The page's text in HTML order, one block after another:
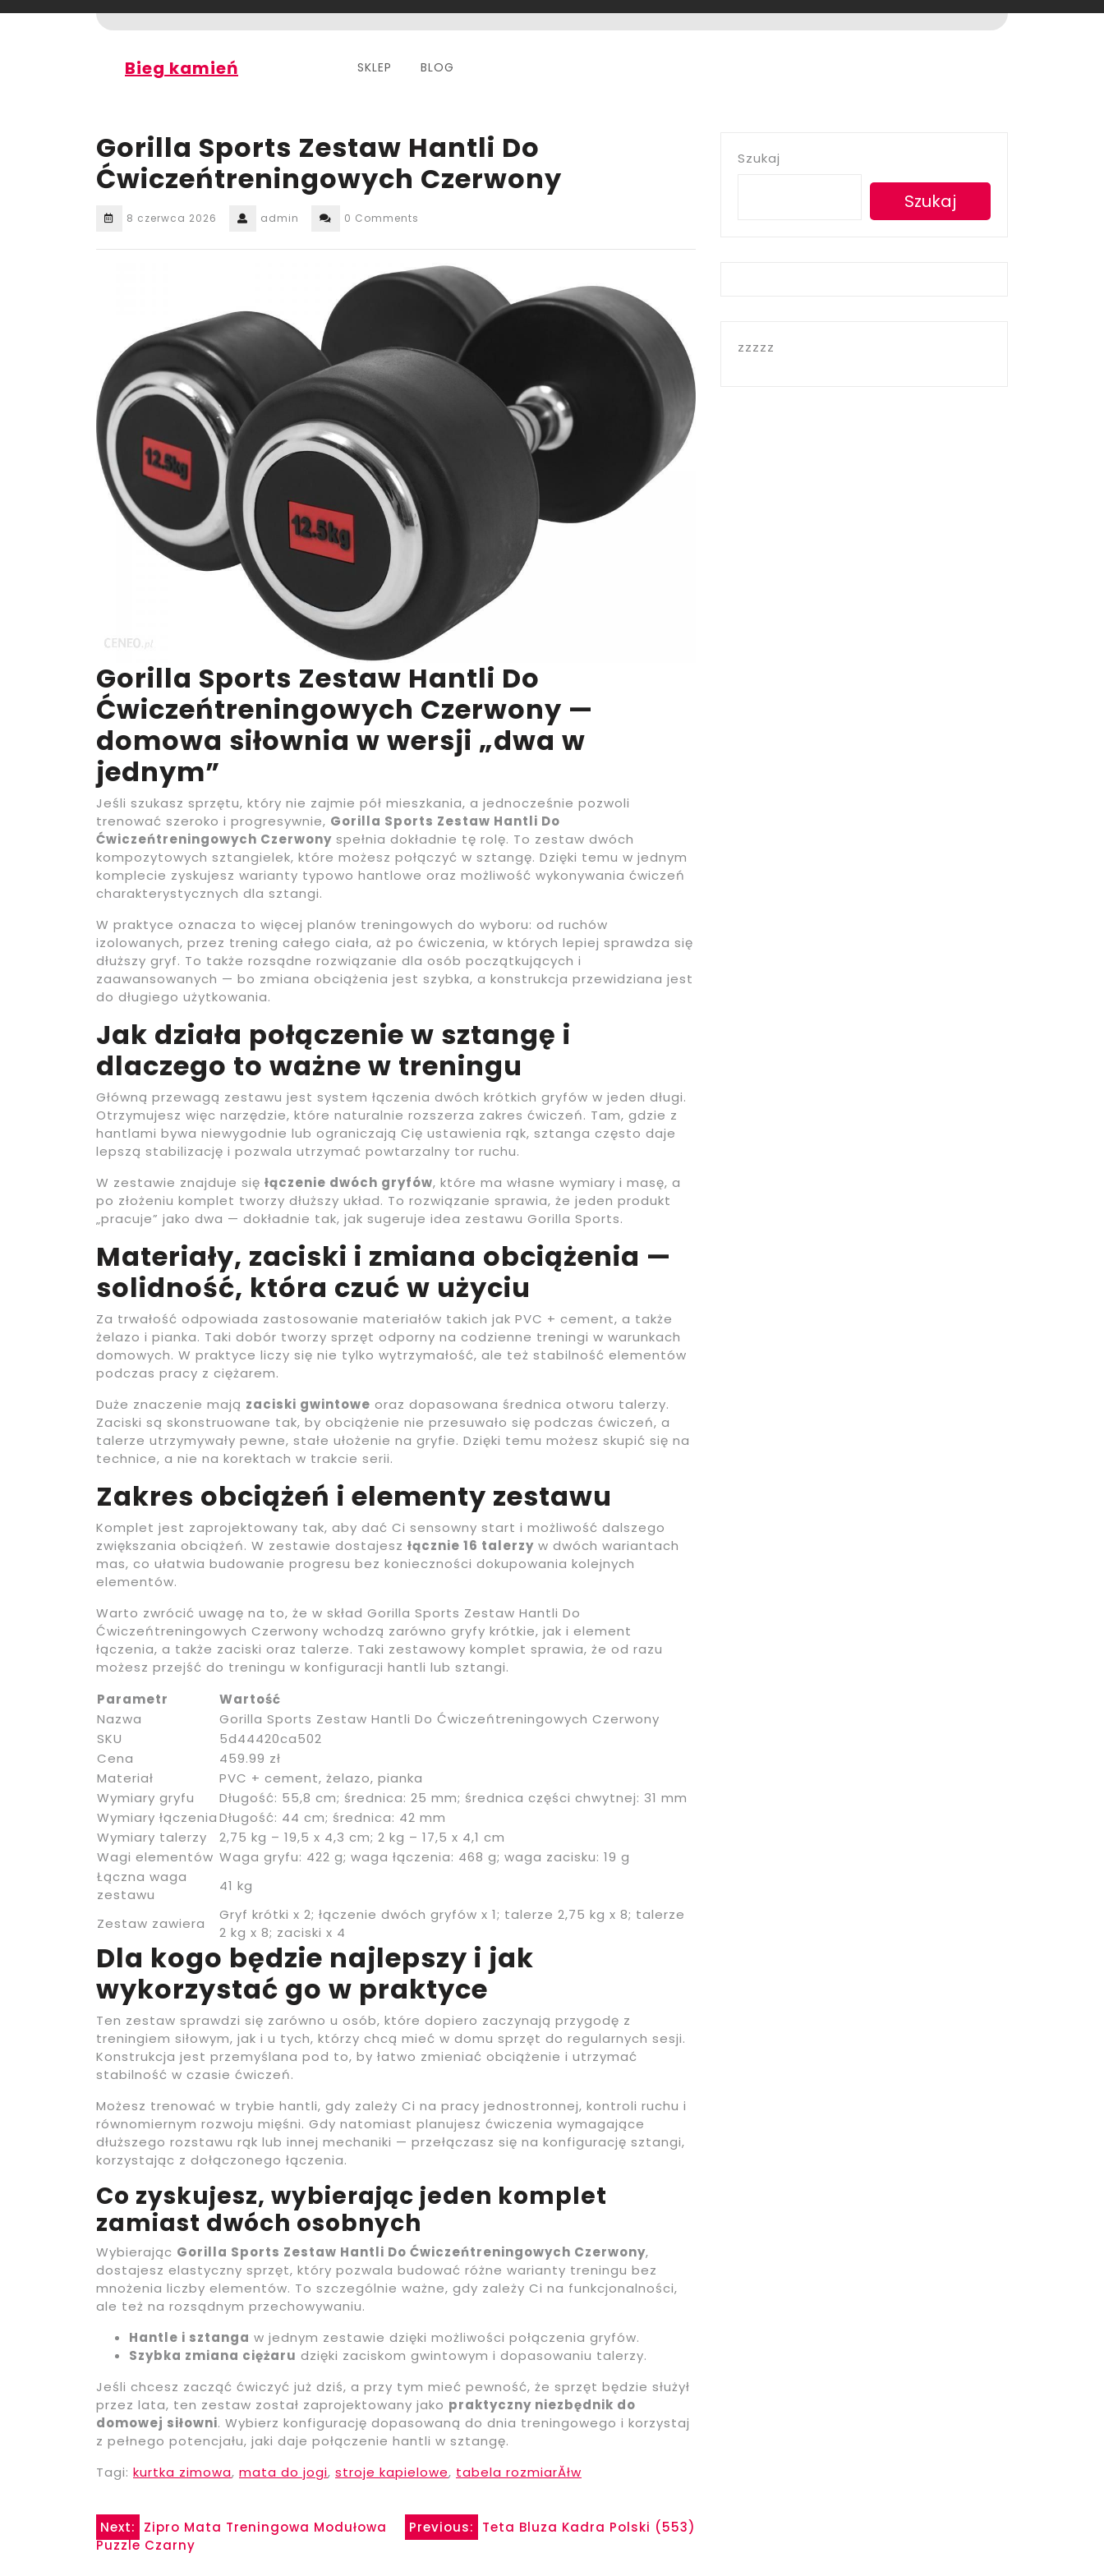
Bieg kamień SKLEP BLOG
Gorilla Sports Zestaw Hantli Do
Ćwiczeńtreningowych Czerwony
8 czerwca 2026 admin 0 Comments
Gorilla Sports Zestaw Hantli Do
Ćwiczeńtreningowych Czerwony —
domowa siłownia w wersji „dwa w
jednym”
Jeśli szukasz sprzętu, który nie zajmie pół mieszkania, a jednocześnie pozwoli
trenować szeroko i progresywnie, Gorilla Sports Zestaw Hantli Do
Ćwiczeńtreningowych Czerwony spełnia dokładnie tę rolę. To zestaw dwóch
kompozytowych sztangielek, które możesz połączyć w sztangę. Dzięki temu w jednym
komplecie zyskujesz warianty typowo hantlowe oraz możliwość wykonywania ćwiczeń
charakterystycznych dla sztangi.
W praktyce oznacza to więcej planów treningowych do wyboru: od ruchów
izolowanych, przez trening całego ciała, aż po ćwiczenia, w których lepiej sprawdza się
dłuższy gryf. To także rozsądne rozwiązanie dla osób początkujących i
zaawansowanych — bo zmiana obciążenia jest szybka, a konstrukcja przewidziana jest
do długiego użytkowania.
Jak działa połączenie w sztangę i
dlaczego to ważne w treningu
Główną przewagą zestawu jest system łączenia dwóch krótkich gryfów w jeden długi.
Otrzymujesz więc narzędzie, które naturalnie rozszerza zakres ćwiczeń. Tam, gdzie z
hantlami bywa niewygodnie lub ograniczają Cię ustawienia rąk, sztanga często daje
lepszą stabilizację i pozwala utrzymać powtarzalny tor ruchu.
W zestawie znajduje się łączenie dwóch gryfów, które ma własne wymiary i masę, a
po złożeniu komplet tworzy dłuższy układ. To rozwiązanie sprawia, że jeden produkt
„pracuje” jako dwa — dokładnie tak, jak sugeruje idea zestawu Gorilla Sports.
Materiały, zaciski i zmiana obciążenia —
solidność, która czuć w użyciu
Za trwałość odpowiada zastosowanie materiałów takich jak PVC + cement, a także
żelazo i pianka. Taki dobór tworzy sprzęt odporny na codzienne treningi w warunkach
domowych. W praktyce liczy się nie tylko wytrzymałość, ale też stabilność elementów
podczas pracy z ciężarem.
Duże znaczenie mają zaciski gwintowe oraz dopasowana średnica otworu talerzy.
Zaciski są skonstruowane tak, by obciążenie nie przesuwało się podczas ćwiczeń, a
talerze utrzymywały pewne, stałe ułożenie na gryfie. Dzięki temu możesz skupić się na
technice, a nie na korektach w trakcie serii.
Zakres obciążeń i elementy zestawu
Komplet jest zaprojektowany tak, aby dać Ci sensowny start i możliwość dalszego
zwiększania obciążeń. W zestawie dostajesz łącznie 16 talerzy w dwóch wariantach
mas, co ułatwia budowanie progresu bez konieczności dokupowania kolejnych
elementów.
Warto zwrócić uwagę na to, że w skład Gorilla Sports Zestaw Hantli Do
Ćwiczeńtreningowych Czerwony wchodzą zarówno gryfy krótkie, jak i element
łączenia, a także zaciski oraz talerze. Taki zestawowy komplet sprawia, że od razu
możesz przejść do treningu w konfiguracji hantli lub sztangi.
Parametr
Wartość
Nazwa
Gorilla Sports Zestaw Hantli Do Ćwiczeńtreningowych Czerwony
SKU
5d44420ca502
Cena
459.99 zł
Materiał
PVC + cement, żelazo, pianka
Wymiary gryfu
Długość: 55,8 cm; średnica: 25 mm; średnica części chwytnej: 31 mm
Wymiary łączeniaDługość: 44 cm; średnica: 42 mm
Wymiary talerzy
2,75 kg – 19,5 x 4,3 cm; 2 kg – 17,5 x 4,1 cm
Wagi elementów Waga gryfu: 422 g; waga łączenia: 468 g; waga zacisku: 19 g
Łączna waga
zestawu
41 kg
Zestaw zawiera
Gryf krótki x 2; łączenie dwóch gryfów x 1; talerze 2,75 kg x 8; talerze
2 kg x 8; zaciski x 4
Dla kogo będzie najlepszy i jak
wykorzystać go w praktyce
Ten zestaw sprawdzi się zarówno u osób, które dopiero zaczynają przygodę z
treningiem siłowym, jak i u tych, którzy chcą mieć w domu sprzęt do regularnych sesji.
Konstrukcja jest przemyślana pod to, by łatwo zmieniać obciążenie i utrzymać
stabilność w czasie ćwiczeń.
Możesz trenować w trybie hantli, gdy zależy Ci na pracy jednostronnej, kontroli ruchu i
równomiernym rozwoju mięśni. Gdy natomiast planujesz ćwiczenia wymagające
dłuższego rozstawu rąk lub innej mechaniki — przełączasz się na konfigurację sztangi,
korzystając z dołączonego łączenia.
Co zyskujesz, wybierając jeden komplet
zamiast dwóch osobnych
Wybierając Gorilla Sports Zestaw Hantli Do Ćwiczeńtreningowych Czerwony,
dostajesz elastyczny sprzęt, który pozwala budować różne warianty treningu bez
mnożenia liczby elementów. To szczególnie ważne, gdy zależy Ci na funkcjonalności,
ale też na rozsądnym przechowywaniu.
Hantle i sztanga w jednym zestawie dzięki możliwości połączenia gryfów.
Szybka zmiana ciężaru dzięki zaciskom gwintowym i dopasowaniu talerzy.
Jeśli chcesz zacząć ćwiczyć już dziś, a przy tym mieć pewność, że sprzęt będzie służył
przez lata, ten zestaw został zaprojektowany jako praktyczny niezbędnik do
domowej siłowni. Wybierz konfigurację dopasowaną do dnia treningowego i korzystaj
z pełnego potencjału, jaki daje połączenie hantli w sztangę.
Tagi: kurtka zimowa, mata do jogi, stroje kapielowe, tabela rozmiarĂłw
Nawigacja
Previous: Teta Bluza Kadra Polski (553)
Next:
Zipro Mata Treningowa Modułowa
Puzzle Czarny
Szukaj
Szukaj
zzzzz